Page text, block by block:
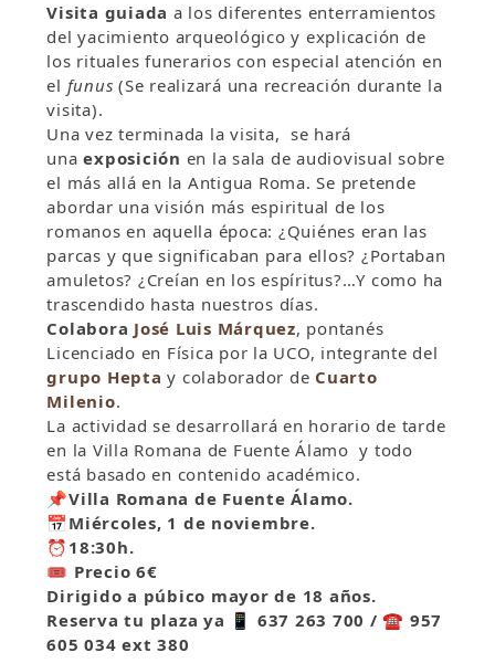
Visita guiada a los diferentes enterramientos
del yacimiento arqueológico y explicación de
los rituales funerarios con especial atención en
el funus (Se realizará una recreación durante la
visita).
Una vez terminada la visita, se hará
una exposición en la sala de audiovisual sobre
el más allá en la Antigua Roma. Se pretende
abordar una visión más espiritual de los
romanos en aquella época: ¿Quiénes eran las
parcas y que significaban para ellos? ¿Portaban
amuletos? ¿Creían en los espíritus?…Y como ha
trascendido hasta nuestros días.
Colabora José Luis Márquez, pontanés
Licenciado en Física por la UCO, integrante del
grupo Hepta y colaborador de Cuarto
Milenio.
La actividad se desarrollará en horario de tarde
en la Villa Romana de Fuente Álamo y todo
está basado en contenido académico.
📌Villa Romana de Fuente Álamo.
📅 Miércoles, 1 de noviembre.
⏰ 18:30h.
🎟 Precio 6€
Dirigido a púbico mayor de 18 años.
Reserva tu plaza ya 📱 637 263 700 /☎️ 957
605 034 ext 380